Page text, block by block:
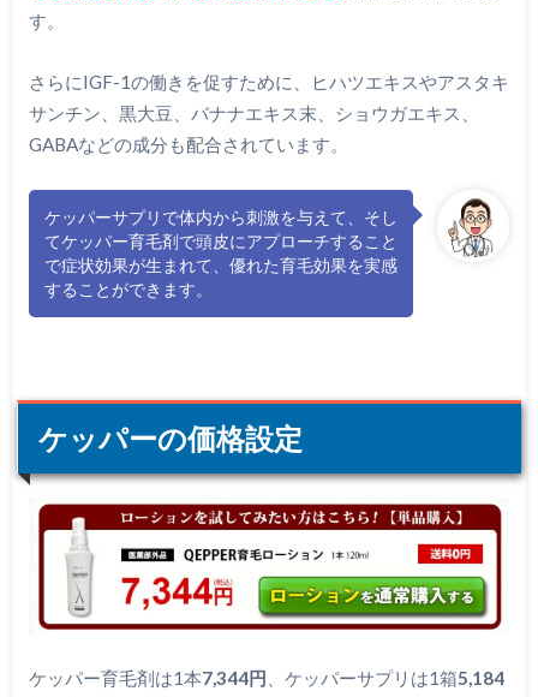
す。
さらにIGF-1の働きを促すために、ヒハツエキスやアスタキ
サンチン、黒大豆、バナナエキス末、ショウガエキス、
GABAなどの成分も配合されています。
ケッパーサプリで体内から刺激を与えて、そし
てケッパー育毛剤で頭皮にアプローチすること
で症状効果が生まれて、優れた育毛効果を実感
することができます。
ケッパーの価格設定
ケッパー育毛剤は1本7,344円 、ケッパーサプリは1箱5,184